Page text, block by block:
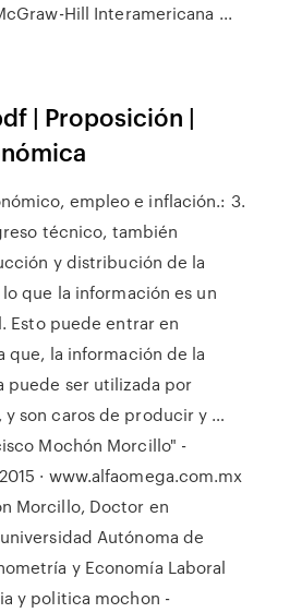
Hill Interamericana ...
| Proposición |
empleo e inflación.: 3.
técnico, también
y distribución de la
que la información es un
Esto puede entrar en
que, la información de la
puede ser utilizada por
y son caros de producir y …
Mochón Morcillo" -
· www.alfaomega.com.mx
Morcillo, Doctor en
Autónoma de
y Economía Laboral
y politica mochon -